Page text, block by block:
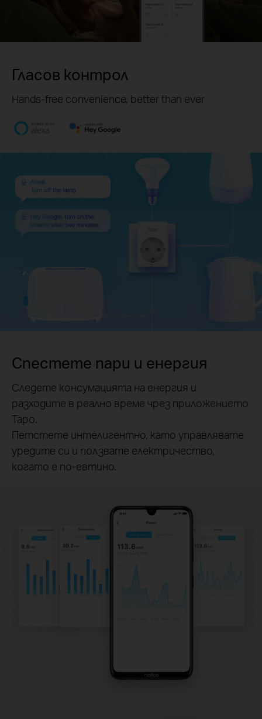
Гласов контрол
Hands-free convenience, better than ever
Спестете пари и енергия
Следете консумацията на енергия и
разходите в реално време чрез приложението
Tapo.
Петстете интелигентно, като управлявате
уредите си и ползвате електричество,
когато е по-евтино.